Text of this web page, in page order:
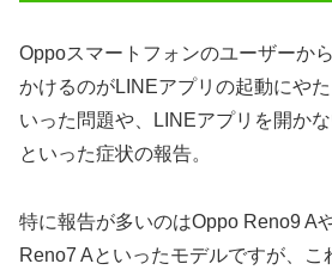
Oppoスマートフォンのユーザーか
かけるのがLINEアプリの起動にや
いった問題や、LINEアプリを開かな
といった症状の報告。
特に報告が多いのはOppo Reno9 A
Reno7 Aといったモデルですが、